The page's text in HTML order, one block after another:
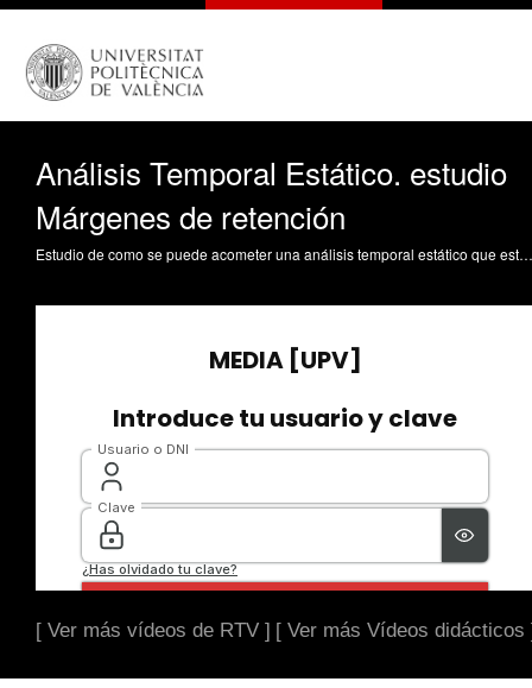
Análisis Temporal Estático. estudio
Márgenes de retención
Estudio de como se puede acometer una análisis temporal estático que estudie los márgenes de retención Gadea Gironés, R. (2013). Análisis Temporal Estático. estudio Márgenes de retención. https://riunet.upv.es/handle/10251/29295
[ Ver más vídeos de RTV ] [ Ver más Vídeos didácticos